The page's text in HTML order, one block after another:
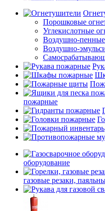
Порошковые
Углекислотные
Воздушно-
Воздушно-
пожарные
оборудование
газовые резаки,